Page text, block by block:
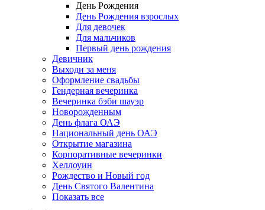
День Рождения
День Рождения взрослых
Для девочек
Для мальчиков
Первый день рождения
Девичник
Выходи за меня
Оформление свадьбы
Гендерная вечеринка
Вечеринка бэби шауэр
Новорожденным
День флага ОАЭ
Национальный день ОАЭ
Открытие магазина
Корпоративные вечеринки
Хеллоуин
Рождество и Новый год
День Святого Валентина
Показать все